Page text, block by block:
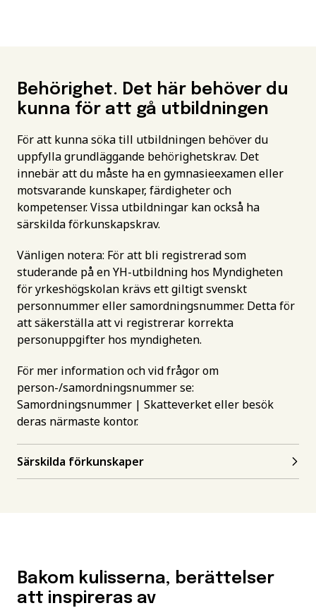
Behörighet. Det här behöver du
kunna för att gå utbildningen
För att kunna söka till utbildningen behöver du
uppfylla grundläggande behörighetskrav. Det
innebär att du måste ha en gymnasieexamen eller
motsvarande kunskaper, färdigheter och
kompetenser. Vissa utbildningar kan också ha
särskilda förkunskapskrav.
Vänligen notera: För att bli registrerad som
studerande på en YH-utbildning hos Myndigheten
för yrkeshögskolan krävs ett giltigt svenskt
personnummer eller samordningsnummer. Detta för
att säkerställa att vi registrerar korrekta
personuppgifter hos myndigheten.
För mer information och vid frågor om
person-/samordningsnummer se:
Samordningsnummer | Skatteverketeller besök
deras närmaste kontor.
Särskilda förkunskaper
Bakom kulisserna, berättelser
att inspireras av